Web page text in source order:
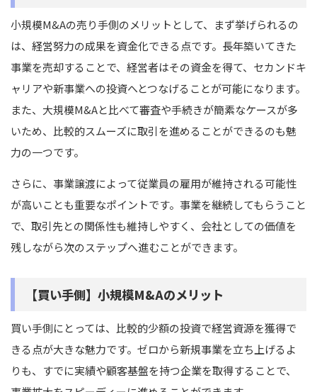
小規模M&Aの売り手側のメリットとして、まず挙げられるの
は、経営努力の成果を資金化できる点です。長年築いてきた
事業を売却することで、経営者はその資金を得て、セカンドキ
ャリアや新事業への投資へとつなげることが可能になります。
また、大規模M&Aと比べて審査や手続きが簡素なケースが多
いため、比較的スムーズに取引を進めることができるのも魅
力の一つです。
さらに、事業譲渡によって従業員の雇用が維持される可能性
が高いことも重要なポイントです。事業を継続してもらうこと
で、取引先との関係性も維持しやすく、会社としての価値を
残しながら次のステップへ進むことができます。
【買い手側】小規模M&Aのメリット
買い手側にとっては、比較的少額の投資で経営資源を獲得で
きる点が大きな魅力です。ゼロから新規事業を立ち上げるよ
りも、すでに実績や顧客基盤を持つ企業を取得することで、